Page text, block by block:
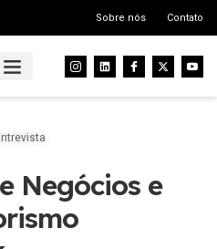
Sobre nós Contato
Negócios e